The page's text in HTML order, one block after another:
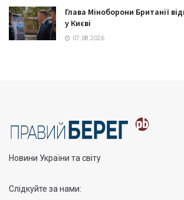
Глава Міноборони Британії
у Києві
07.08.2026
Новини України та світу
Слідкуйте за нами: